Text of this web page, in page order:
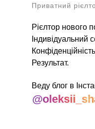
Рієлтор нового
Індивідуальний
Результат.
Приватний
Веду блог в